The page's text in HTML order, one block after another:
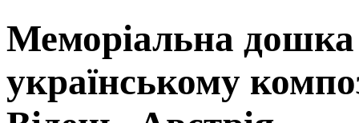
Меморіальна
українському